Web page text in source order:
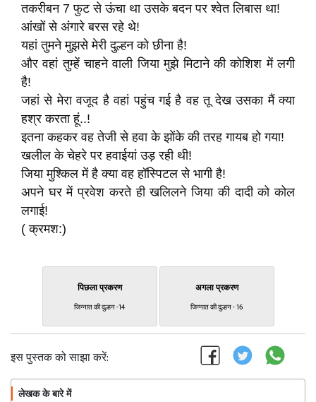
तकरीबन 7 फुट से ऊंचा था उसके बदन पर श्वेत लिबास था!
आंखों से अंगारे बरस रहे थे!
यहां तुमने मुझसे मेरी दुल्हन को छीना है!
और वहां तुम्हें चाहने वाली जिया मुझे मिटाने की कोशिश में लगी
है!
जहां से मेरा वजूद है वहां पहुंच गई है वह तू देख उसका मैं क्या
हश्र करता हूं..!
इतना कहकर वह तेजी से हवा के झोंके की तरह गायब हो गया!
खलील के चेहरे पर हवाईयां उड़ रही थी!
जिया मुश्किल में है क्या वह हॉस्पिटल से भागी है!
अपने घर में प्रवेश करते ही खलिलने जिया की दादी को कोल
लगाई!
( क्रमश:)
पिछला प्रकरण
जिन्नात की दुल्हन -14
अगला प्रकरण
जिन्नात की दुल्हन - 16
इस पुस्तक को साझा करें:
लेखक के बारे में